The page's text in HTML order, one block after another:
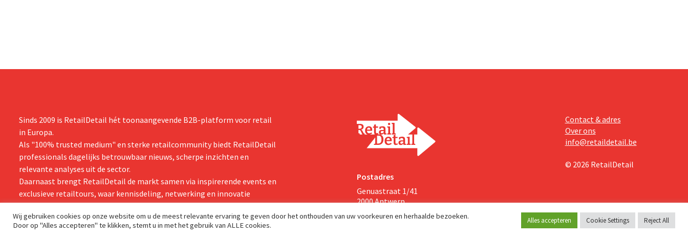
Sinds 2009 is RetailDetail hét toonaangevende B2B-platform voor retail
in Europa.
Als "100% trusted medium" en sterke retailcommunity biedt RetailDetail
professionals dagelijks betrouwbaar nieuws, scherpe inzichten en
relevante analyses uit de sector.
Daarnaast brengt RetailDetail de markt samen via inspirerende events en
exclusieve retailtours, waar kennisdeling, netwerking en innovatie
centraal staan.
Postadres
Genuastraat 1/41
2000 Antwerp
Contact & adres
Over ons
info@retaildetail.be
© 2026 RetailDetail
Wij gebruiken cookies op onze website om u de meest relevante ervaring te geven door het onthouden van uw voorkeuren en herhaalde bezoeken.
Door op "Alles accepteren" te klikken, stemt u in met het gebruik van ALLE cookies.
Alles accepteren Cookie Settings Reject All